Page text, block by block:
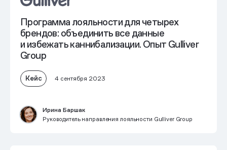
Программа лояльности для четырех
брендов: объединить все данные
и избежать каннибализации. Опыт Gulliver
Group
Кейс 4 сентября 2023
Ирина Баршак
Руководитель направления лояльности Gulliver Group